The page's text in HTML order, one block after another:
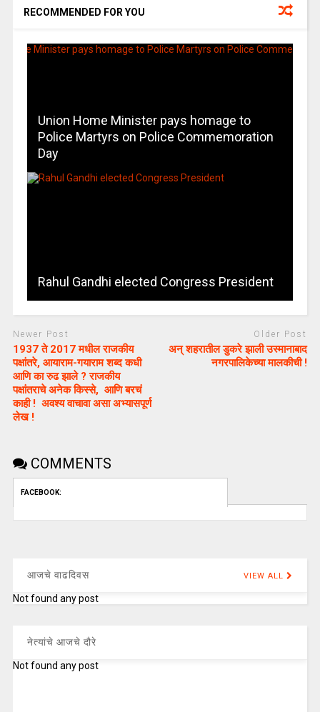
RECOMMENDED FOR YOU
Union Home Minister pays homage to
Police Martyrs on Police Commemoration
Day
Rahul Gandhi elected Congress President
Newer Post
1937 ते 2017 मधील राजकीय
पक्षांतरे, आयाराम-गयाराम शब्द कधी
आणि का रुढ झाले ? राजकीय
पक्षांतराचे अनेक किस्से, आणि बरचं
काही ! अवश्य वाचावा असा अभ्यासपूर्ण
लेख !
Older Post
अन् शहरातील डुकरे झाली उस्मानाबाद
नगरपालिकेच्या मालकीची !
COMMENTS
FACEBOOK:
आजचे वाढदिवस VIEW ALL
Not found any post
नेत्यांचे आजचे दौरे
Not found any post